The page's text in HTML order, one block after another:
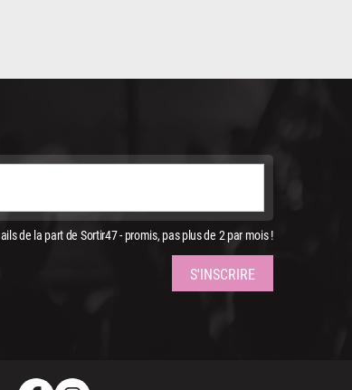
de la part de Sortir47 - promis, pas plus de 2 par mois !